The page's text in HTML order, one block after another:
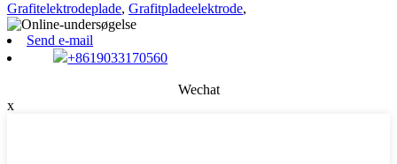
Grafitelektrodeplade, Grafitpladeelektrode,
Send e-mail
+8619033170560
Wechat
x